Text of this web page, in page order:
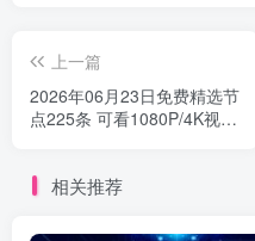
上一篇
2026年06月23日免费精选节
点225条 可看1080P/4K视频
墙|代理|VPN|外网
相关推荐